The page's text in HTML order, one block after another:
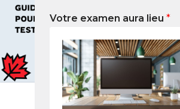
Votre examen aura lieu *
TCF Canada à